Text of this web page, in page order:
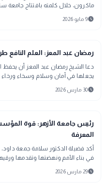
ماكرون، خلال كلمته بافتتاح جامعة
الحضارة الإنسانية
schedule9 مايو 2026
mosque
الدين والحياة
رمضان عبد المعز: العلم النافع
دعا الشيخ رمضان عبد المعز أن يحفظ
يجعلها في أمان وسلام وسخاء ورخاء
schedule30 مارس 2026
school
مدارس وجامعات
رئيس جامعة الأزهر: قوة
المعرفة
أكد فضيلة الدكتور سلامة جمعة
في بناء الأمم ونهضتها وتقدمها
هو عطاء الع
schedule29 مارس 2026